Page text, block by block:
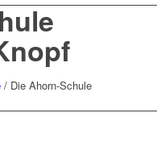
/ Die Ahorn-Schule